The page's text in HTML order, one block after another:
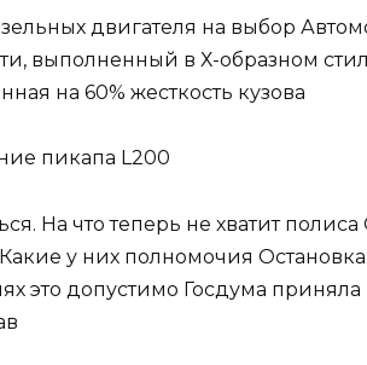
двигателя на выбор
выполненный в Х-образном
на 60% жесткость кузова
На что теперь не хватит
у них полномочия
это допустимо Госдума